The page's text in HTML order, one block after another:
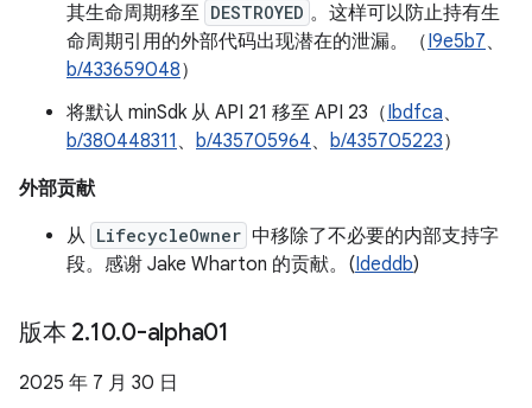
其生命周期移至 DESTROYED 。这样可以防止持有生
命周期引用的外部代码出现潜在的泄漏。（I9e5b7、
b/433659048）
将默认 minSdk 从 API 21 移至 API 23（Ibdfca、
b/380448311 、 b/435705964、 b/435705223）
外部贡献
从 LifecycleOwner 中移除了不必要的内部支持字
段。感谢 Jake Wharton 的贡献。(Ideddb)
版本 2.10.0-alpha01
2025 年 7 月 30 日